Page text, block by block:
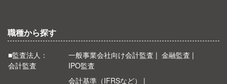
職種から探す
■監査法人：
会計監査
一般事業会社向け会計監査
金融監査
IPO監査
会計基準（IFRSなど）